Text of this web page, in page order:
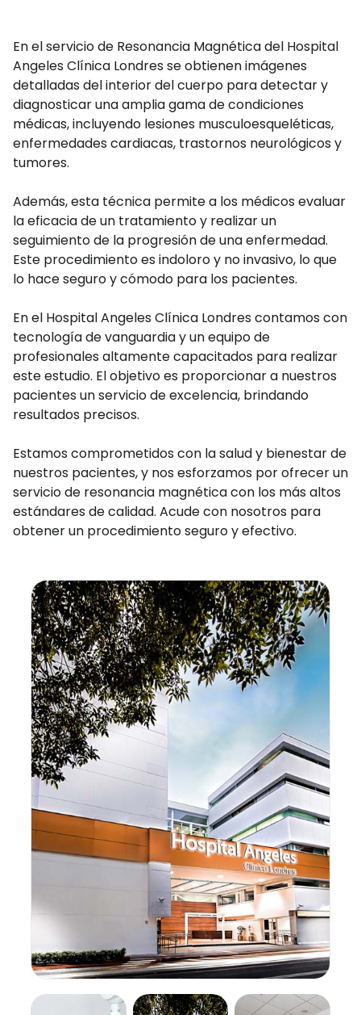
En el servicio de Resonancia Magnética del Hospital
Angeles Clínica Londres se obtienen imágenes
detalladas del interior del cuerpo para detectar y
diagnosticar una amplia gama de condiciones
médicas, incluyendo lesiones musculoesqueléticas,
enfermedades cardiacas, trastornos neurológicos y
tumores.
Además, esta técnica permite a los médicos evaluar
la eficacia de un tratamiento y realizar un
seguimiento de la progresión de una enfermedad.
Este procedimiento es indoloro y no invasivo, lo que
lo hace seguro y cómodo para los pacientes.
En el Hospital Angeles Clínica Londres contamos con
tecnología de vanguardia y un equipo de
profesionales altamente capacitados para realizar
este estudio. El objetivo es proporcionar a nuestros
pacientes un servicio de excelencia, brindando
resultados precisos.
Estamos comprometidos con la salud y bienestar de
nuestros pacientes, y nos esforzamos por ofrecer un
servicio de resonancia magnética con los más altos
estándares de calidad. Acude con nosotros para
obtener un procedimiento seguro y efectivo.